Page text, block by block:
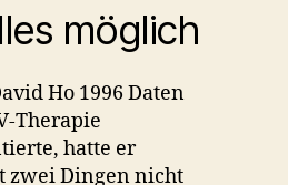
möglich
Ho 1996 Daten
Therapie
hatte er
zwei Dingen nicht